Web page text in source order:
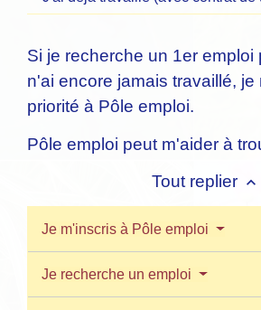
Si je recherche un 1er emploi
n'ai encore jamais travaillé, je
priorité à Pôle emploi.
Pôle emploi peut m'aider à
Tout replier keyboard_arrow_up
Je m'inscris à Pôle emploi
Je recherche un emploi